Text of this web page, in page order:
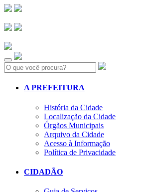
Search:
A PREFEITURA
História da Cidade
Localização da Cidade
Órgãos Municipais
Arquivo da Cidade
Acesso à Informação
Política de Privacidade
CIDADÃO